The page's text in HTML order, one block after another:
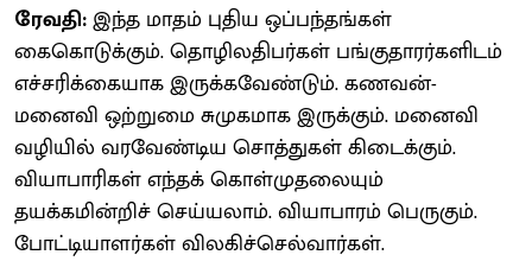
ரேவதி:இந்த மாதம் புதிய ஒப்பந்தங்கள்
கைகொடுக்கும். தொழிலதிபர்கள் பங்குதாரர்களிடம்
எச்சரிக்கையாக இருக்கவேண்டும். கணவன்-
மனைவி ஒற்றுமை சுமுகமாக இருக்கும். மனைவி
வழியில் வரவேண்டிய சொத்துகள் கிடைக்கும்.
வியாபாரிகள் எந்தக் கொள்முதலையும்
தயக்கமின்றிச் செய்யலாம். வியாபாரம் பெருகும்.
போட்டியாளர்கள் விலகிச்செல்வார்கள்.